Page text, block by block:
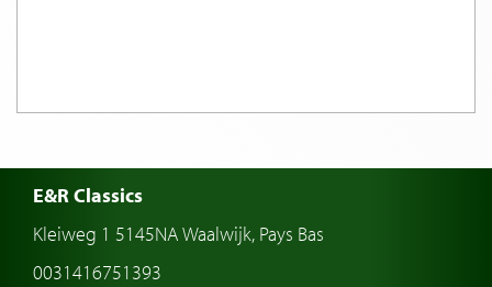
E&R Classics
Kleiweg 1 5145NA Waalwijk, Pays Bas
0031416751393